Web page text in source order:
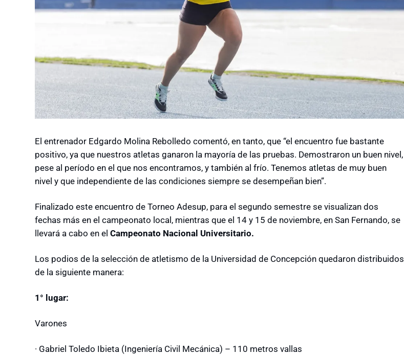
El entrenador Edgardo Molina Rebolledo comentó, en tanto, que “el encuentro fue bastante
positivo, ya que nuestros atletas ganaron la mayoría de las pruebas. Demostraron un buen nivel,
pese al período en el que nos encontramos, y también al frío. Tenemos atletas de muy buen
nivel y que independiente de las condiciones siempre se desempeñan bien”.
Finalizado este encuentro de Torneo Adesup, para el segundo semestre se visualizan dos
fechas más en el campeonato local, mientras que el 14 y 15 de noviembre, en San Fernando, se
llevará a cabo en el Campeonato Nacional Universitario.
Los podios de la selección de atletismo de la Universidad de Concepción quedaron distribuidos
de la siguiente manera:
1° lugar:
Varones
· Gabriel Toledo Ibieta (Ingeniería Civil Mecánica) – 110 metros vallas